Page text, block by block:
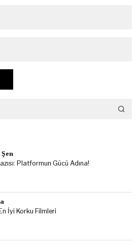
Platformun Gücü Adına!
İyi Korku Filmleri